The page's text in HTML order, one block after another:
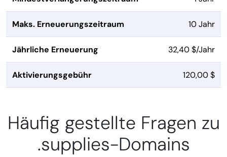
Maks. Erneuerungszeitraum 10 Jahr
Jährliche Erneuerung 32,40 $/Jahr
Aktivierungsgebühr 120,00 $
Häufig gestellte Fragen zu
.supplies-Domains